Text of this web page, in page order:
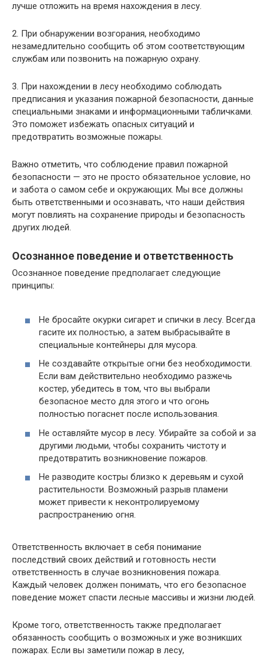
лучше отложить на время нахождения в лесу.
2. При обнаружении возгорания, необходимо
незамедлительно сообщить об этом соответствующим
службам или позвонить на пожарную охрану.
3. При нахождении в лесу необходимо соблюдать
предписания и указания пожарной безопасности, данные
специальными знаками и информационными табличками.
Это поможет избежать опасных ситуаций и
предотвратить возможные пожары.
Важно отметить, что соблюдение правил пожарной
безопасности — это не просто обязательное условие, но
и забота о самом себе и окружающих. Мы все должны
быть ответственными и осознавать, что наши действия
могут повлиять на сохранение природы и безопасность
других людей.
Осознанное поведение и ответственность
Осознанное поведение предполагает следующие
принципы:
Не бросайте окурки сигарет и спички в лесу. Всегда
гасите их полностью, а затем выбрасывайте в
специальные контейнеры для мусора.
Не создавайте открытые огни без необходимости.
Если вам действительно необходимо разжечь
костер, убедитесь в том, что вы выбрали
безопасное место для этого и что огонь
полностью погаснет после использования.
Не оставляйте мусор в лесу. Убирайте за собой и за
другими людьми, чтобы сохранить чистоту и
предотвратить возникновение пожаров.
Не разводите костры близко к деревьям и сухой
растительности. Возможный разрыв пламени
может привести к неконтролируемому
распространению огня.
Ответственность включает в себя понимание
последствий своих действий и готовность нести
ответственность в случае возникновения пожара.
Каждый человек должен понимать, что его безопасное
поведение может спасти лесные массивы и жизни людей.
Кроме того, ответственность также предполагает
обязанность сообщить о возможных и уже возникших
пожарах. Если вы заметили пожар в лесу,